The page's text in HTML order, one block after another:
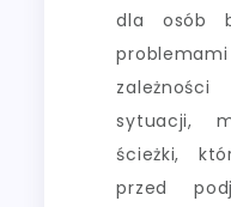
dla osób
sytuacji,
ścieżki,
przed